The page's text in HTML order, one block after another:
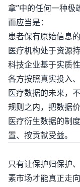
拿”中的任何一种极
而应当是：
患者保有原始信息
医疗机构处于资源
科技企业基于实质
各方按照真实投入
医疗数据的未来，
规则之内，把数据
医疗衍生数据的制
置、按贡献受益。
只有让保护归保护
素市场才能真正走向